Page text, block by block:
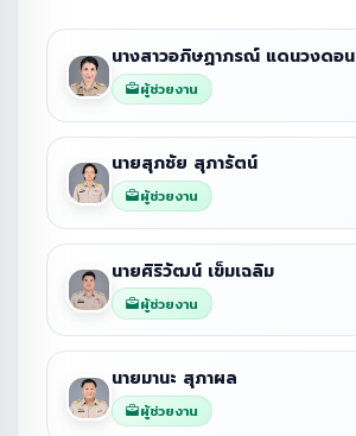
นางสาวอภิษฏาภรณ์ แดนวงดอน
ผู้ช่วยงาน
นายสุภชัย สุภารัตน์
ผู้ช่วยงาน
นายศิริวัฒน์ เข็มเฉลิม
ผู้ช่วยงาน
นายมานะ สุภาผล
ผู้ช่วยงาน